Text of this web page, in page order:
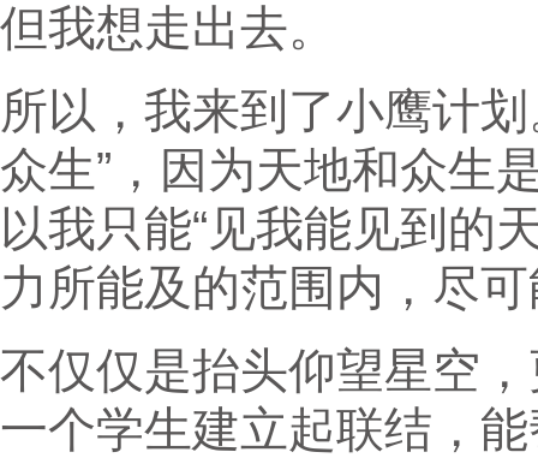
但我想走出去。
所以，我来到了小鹰计
众生”，因为天地和众生
以我只能“见我能见到的
力所能及的范围内，尽
不仅仅是抬头仰望星空
一个学生建立起联结，